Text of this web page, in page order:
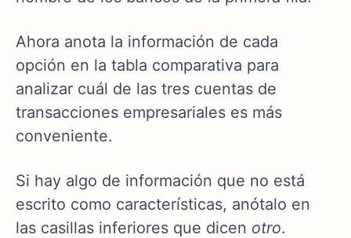
Ahora anota la información de cada
opción en la tabla comparativa para
analizar cuál de las tres cuentas de
transacciones empresariales es más
conveniente.
Si hay algo de información que no está
escrito como características, anótalo en
las casillas inferiores que dicen otro.